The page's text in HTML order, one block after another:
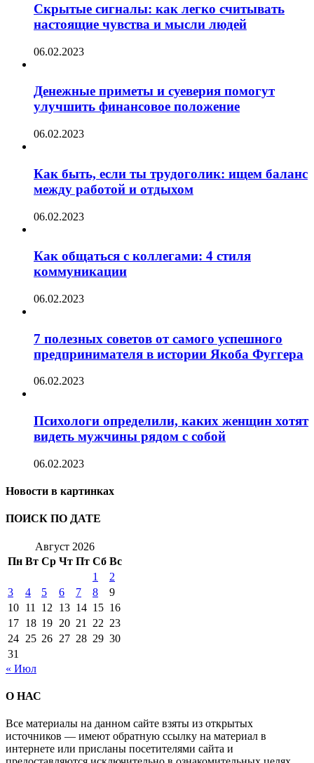
Скрытые сигналы: как легко считывать
настоящие чувства и мысли людей
06.02.2023
Денежные приметы и суеверия помогут
улучшить финансовое положение
06.02.2023
Как быть, если ты трудоголик: ищем баланс
между работой и отдыхом
06.02.2023
Как общаться с коллегами: 4 стиля
коммуникации
06.02.2023
7 полезных советов от самого успешного
предпринимателя в истории Якоба Фуггера
06.02.2023
Психологи определили, каких женщин хотят
видеть мужчины рядом с собой
06.02.2023
Новости в картинках
ПОИСК ПО ДАТЕ
Август 2026
Пн Вт Ср Чт Пт Сб Вс
1
2
3
4 5 6 7 8
9
10 11 12 13 14 15 16
17 18 19 20 21 22 23
24 25 26 27 28 29 30
31
« Июл
О НАС
Все материалы на данном сайте взяты из открытых
источников — имеют обратную ссылку на материал в
интернете или присланы посетителями сайта и